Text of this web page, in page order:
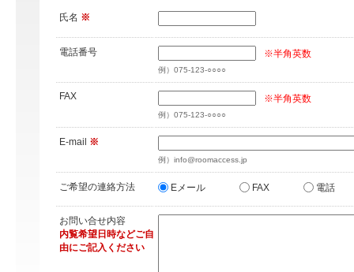
氏名 ※
電話番号 ※半角英数
例）075-123-○○○○
FAX ※半角英数
例）075-123-○○○○
E-mail ※
例）info@roomaccess.jp
ご希望の連絡方法 Eメール FAX 電話
お問い合せ内容
内覧希望日時などご自
由にご記入ください